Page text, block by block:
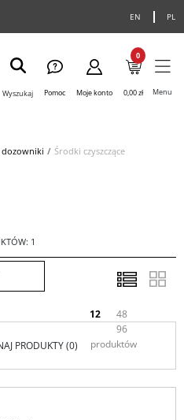
EN PL
Wyszukaj Pomoc Moje konto
0
0,00 zł Menu
dozowniki> Środki czyszczące
1
12
48
96
produktów
PRODUKTY (0)